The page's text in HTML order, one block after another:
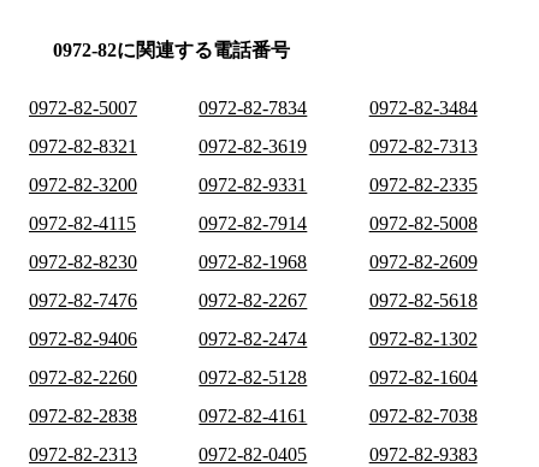
0972-82に関連する電話番号
0972-82-5007 0972-82-7834
0972-82-3484
0972-82-8321
0972-82-3619
0972-82-7313
0972-82-3200
0972-82-9331
0972-82-2335
0972-82-4115
0972-82-7914
0972-82-5008
0972-82-8230
0972-82-1968
0972-82-2609
0972-82-7476
0972-82-2267
0972-82-5618
0972-82-9406
0972-82-2474
0972-82-1302
0972-82-2260
0972-82-5128
0972-82-1604
0972-82-2838
0972-82-4161
0972-82-7038
0972-82-2313
0972-82-0405
0972-82-9383